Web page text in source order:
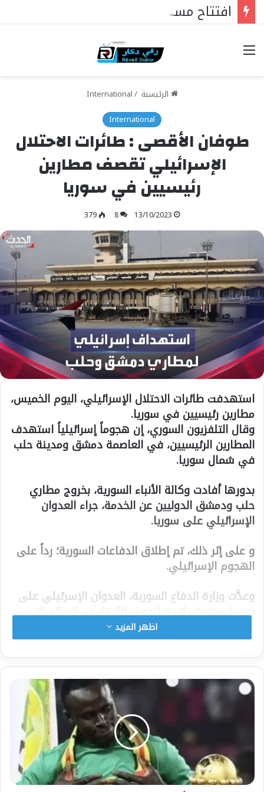
خيارات
الرئيسية /
International
International
طوفان الأقصى : طائرات الاحتلال
الإسرائيلي تقصف مطارين
رئيسيين في سوريا
13/10/2023
8
379
استهدفت طائرات الاحتلال الإسرائيلي، اليوم الخميس،
مطارين رئيسيين في سوريا.
وقال التلفزيون السوري، إن هجوماً إسرائيلياً استهدف
المطارين الرئيسيين، في العاصمة دمشق ومدينة حلب
في شمال سوريا.
بدورها أفادت وكالة الأنباء السورية، بخروج مطاري
حلب ودمشق الدوليين عن الخدمة، جراء العدوان
الإسرائيلي على سوريا.
و على إثر ذلك، تم إطلاق الدفاعات السورية؛ رداً على
الهجوم الإسرائيلي.
وعدَّت وزارة الدفاع السورية، العدوان الإسرئيلي على
سوريا محاولة يائسة لتحويل الأنظار عن الجرائم التي
يرتكبها الاحتلالفي غزة، والخسائر الكبيرة التي يتعرض
لها على يد المقاومة الفلسطينية.
يذكر انه شهدت الحدود اللبنانية الجنوبية مع الأراضي
الفلسطينية المحتلة على امتداد الأيام الأخيرة تبادل
قصف بين الاحتلالالإسرائيلي و”حزب الله”، وسط
تساؤلات بشأن ما إذا كانت الجبهة ستتوسع ومعها
رقعة المواجهات أم ستبقى في وضعيةالفعل وردّ
الفعل المتقطّع
شارك هذا الموضوع:
اظهر المزيد